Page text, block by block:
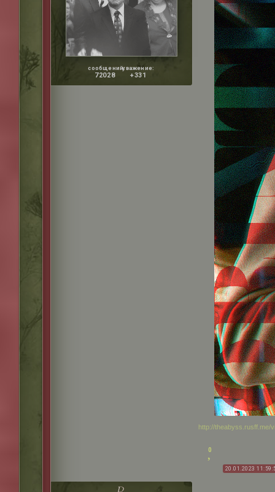
сообщений:
72028
уважение:
+331
http://theabyss.rusff.me/
0
20.01.2023